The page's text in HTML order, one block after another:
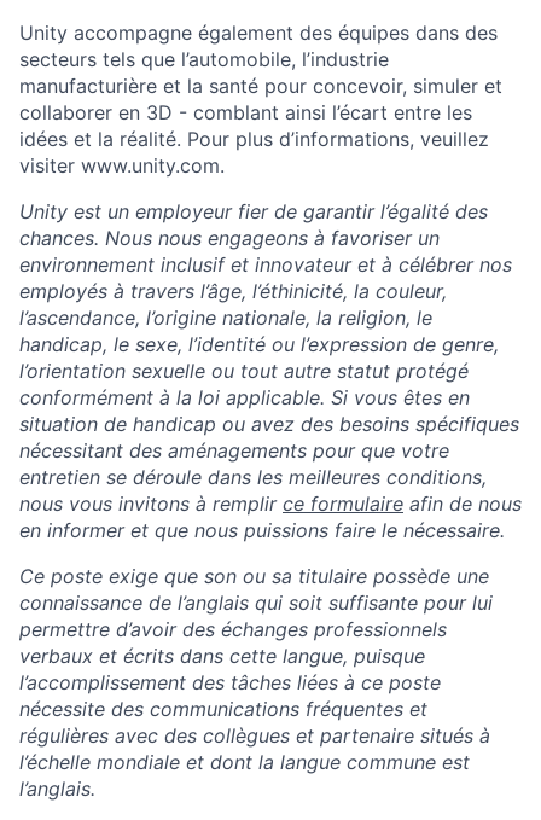
Unity accompagne également des équipes dans des
secteurs tels que l’automobile, l’industrie
manufacturière et la santé pour concevoir, simuler et
collaborer en 3D - comblant ainsi l’écart entre les
idées et la réalité. Pour plus d’informations, veuillez
visiter www.unity.com.
Unity est un employeur fier de garantir l’égalité des
chances. Nous nous engageons à favoriser un
environnement inclusif et innovateur et à célébrer nos
employés à travers l’âge, l’éthinicité, la couleur,
l’ascendance, l’origine nationale, la religion, le
handicap, le sexe, l’identité ou l’expression de genre,
l’orientation sexuelle ou tout autre statut protégé
conformément à la loi applicable. Si vous êtes en
situation de handicap ou avez des besoins spécifiques
nécessitant des aménagements pour que votre
entretien se déroule dans les meilleures conditions,
nous vous invitons à remplir ce formulaire afin de nous
en informer et que nous puissions faire le nécessaire.
Ce poste exige que son ou sa titulaire possède une
connaissance de l’anglais qui soit suffisante pour lui
permettre d’avoir des échanges professionnels
verbaux et écrits dans cette langue, puisque
l’accomplissement des tâches liées à ce poste
nécessite des communications fréquentes et
régulières avec des collègues et partenaire situés à
l’échelle mondiale et dont la langue commune est
l’anglais.